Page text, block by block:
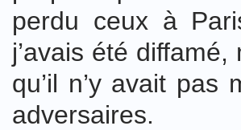
perdu ceux à
j’avais été
qu’il n’y avait
adversaires.